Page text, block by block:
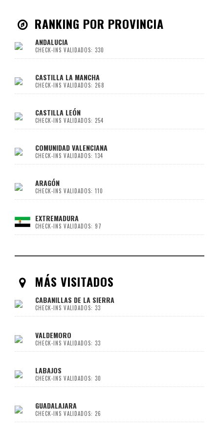
RANKING POR PROVINCIA
ANDALUCIA
CHECK-INS VALIDADOS: 330
CASTILLA LA MANCHA
CHECK-INS VALIDADOS: 268
CASTILLA LEÓN
CHECK-INS VALIDADOS: 254
COMUNIDAD VALENCIANA
CHECK-INS VALIDADOS: 134
ARAGÓN
CHECK-INS VALIDADOS: 110
EXTREMADURA
CHECK-INS VALIDADOS: 97
MÁS VISITADOS
CABANILLAS DE LA SIERRA
CHECK-INS VALIDADOS: 33
VALDEMORO
CHECK-INS VALIDADOS: 33
LABAJOS
CHECK-INS VALIDADOS: 30
GUADALAJARA
CHECK-INS VALIDADOS: 26